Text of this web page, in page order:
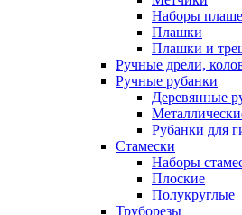
Наборы
Плашки
Плашки и
Ручные дрели,
Ручные рубанки
Деревянные
Рубанки для
Стамески
Наборы
Плоские
Полукруглые
Труборезы